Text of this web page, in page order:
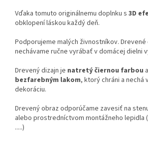
Vďaka tomuto originálnemu doplnku s 3D
obklopení láskou každý deň.
Podporujeme malých živnostníkov.
nechávame ručne vyrábať v domácej dielni
Drevený dizajn je natretý čiernou farbou
bezfarebným lakom, ktorý chráni a nechá
dekoráciu.
Drevený obraz odporúčame zavesiť na
alebo prostredníctvom montážneho lepidla
.....)